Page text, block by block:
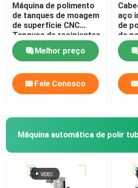
Máquina de polimento
de tanques de moagem
de superfície CNC
Tanques de recipientes
de metal Limpeza de
espelhosMelhor preço
Fale Conosco
aço
de
de
Máquina automática de polir